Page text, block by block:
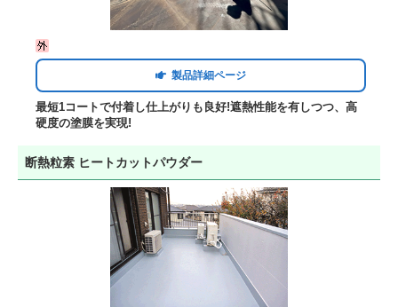
製品詳細ページ
最短1コートで付着し仕上がりも良好!遮熱性能を有しつつ、高
硬度の塗膜を実現!
断熱粒素 ヒートカットパウダー